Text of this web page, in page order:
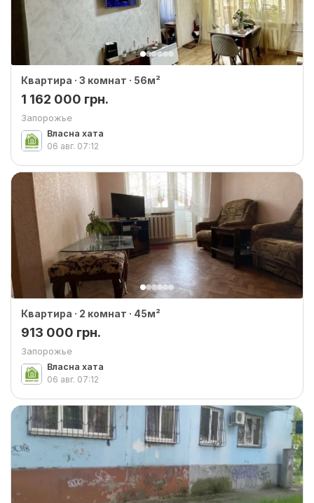
Квартира · 3 комнат · 56м²
1 162 000 грн.
Запорожье
Власна хата
06 авг. 07:12
Квартира · 2 комнат · 45м²
913 000 грн.
Запорожье
Власна хата
06 авг. 07:12